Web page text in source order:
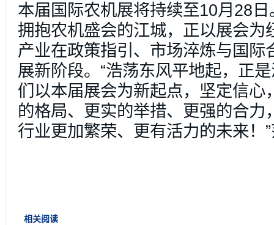
本届国际农机展将持续至10月28
拥抱农机盛会的江城，正以展会为
产业在政策指引、市场淬炼与国际
展新阶段。“浩荡东风平地起，正
们以本届展会为新起点，坚定信心
的格局、更实的举措、更强的合力
行业更加繁荣、更有活力的未来！
相关阅读